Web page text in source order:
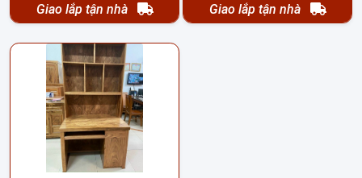
Giao lắp tận nhà Giao lắp tận nhà